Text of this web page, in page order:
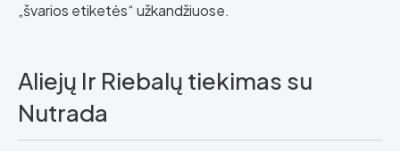
„švarios etiketės“ užkandžiuose.
Aliejų Ir Riebalų tiekimas su
Nutrada